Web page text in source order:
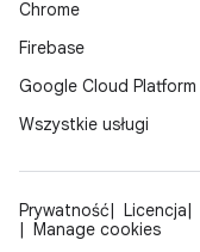
Chrome
Firebase
Google Cloud Platform
Wszystkie usługi
Prywatność Licencja
Manage cookies